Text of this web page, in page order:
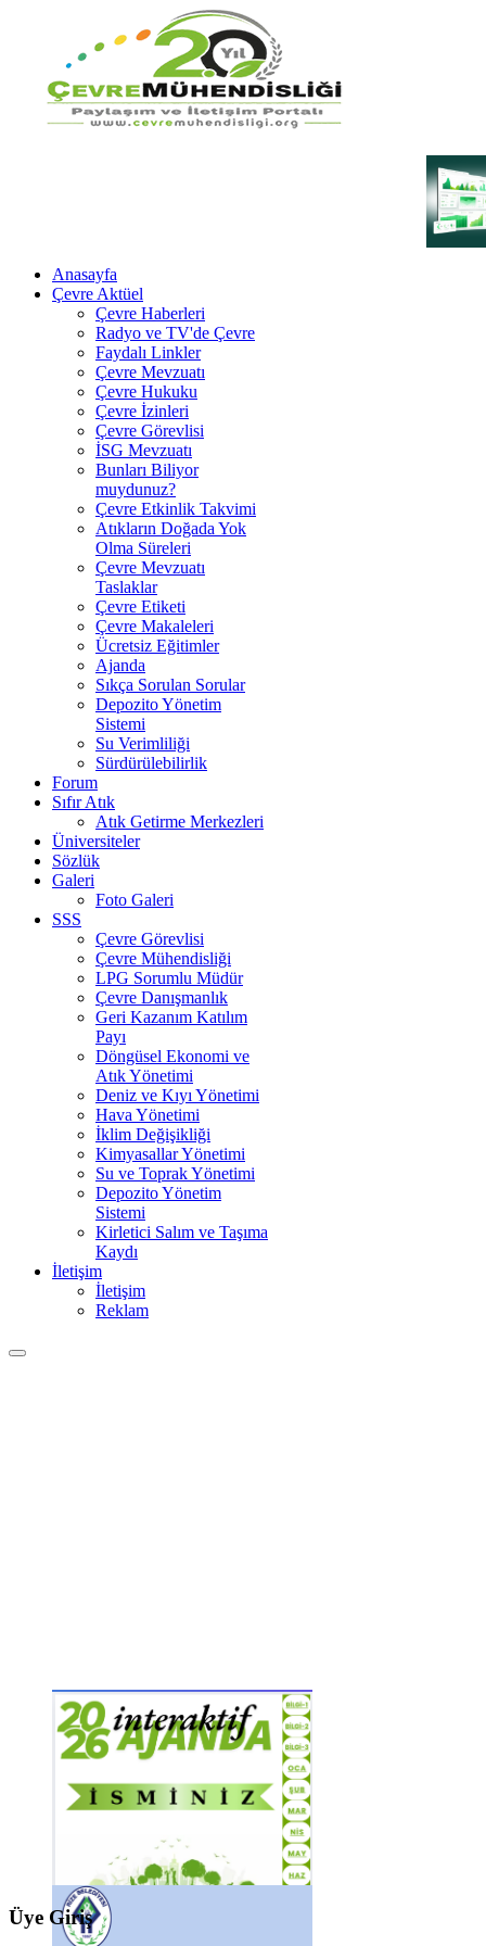
Anasayfa
Çevre Aktüel
Çevre Haberleri
Radyo ve TV'de Çevre
Faydalı Linkler
Çevre Mevzuatı
Çevre Hukuku
Çevre İzinleri
Çevre Görevlisi
İSG Mevzuatı
Bunları Biliyor
muydunuz?
Çevre Etkinlik Takvimi
Atıkların Doğada Yok
Olma Süreleri
Çevre Mevzuatı
Taslaklar
Çevre Etiketi
Çevre Makaleleri
Ücretsiz Eğitimler
Ajanda
Sıkça Sorulan Sorular
Depozito Yönetim
Sistemi
Su Verimliliği
Sürdürülebilirlik
Forum
Sıfır Atık
Atık Getirme Merkezleri
Üniversiteler
Sözlük
Galeri
Foto Galeri
SSS
Çevre Görevlisi
Çevre Mühendisliği
LPG Sorumlu Müdür
Çevre Danışmanlık
Geri Kazanım Katılım
Payı
Döngüsel Ekonomi ve
Atık Yönetimi
Deniz ve Kıyı Yönetimi
Hava Yönetimi
İklim Değişikliği
Kimyasallar Yönetimi
Su ve Toprak Yönetimi
Depozito Yönetim
Sistemi
Kirletici Salım ve Taşıma
Kaydı
İletişim
İletişim
Reklam
Üye Giriş